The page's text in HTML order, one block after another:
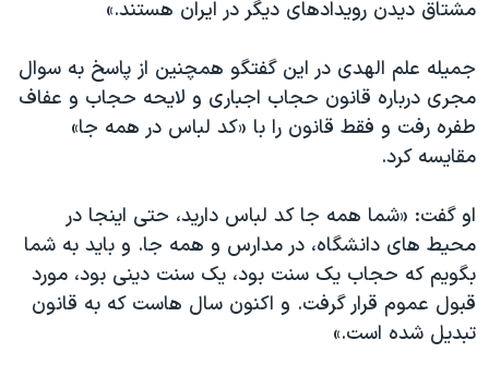
مشتاق دیدن رویدادهای دیگر در ایران هستند.»
جمیله علم الهدی در این گفتگو همچنین از پاسخ به سوال
مجری درباره قانون حجاب اجباری و لایحه حجاب و عفاف
طفره رفت و فقط قانون را با «کد لباس در همه جا»
مقایسه کرد.
او گفت: «شما همه جا کد لباس دارید، حتی اینجا در
محیط های دانشگاه، در مدارس و همه جا. و باید به شما
بگویم که حجاب یک سنت بود، یک سنت دینی بود، مورد
قبول عموم قرار گرفت. و اکنون سال هاست که به قانون
تبدیل شده است.»